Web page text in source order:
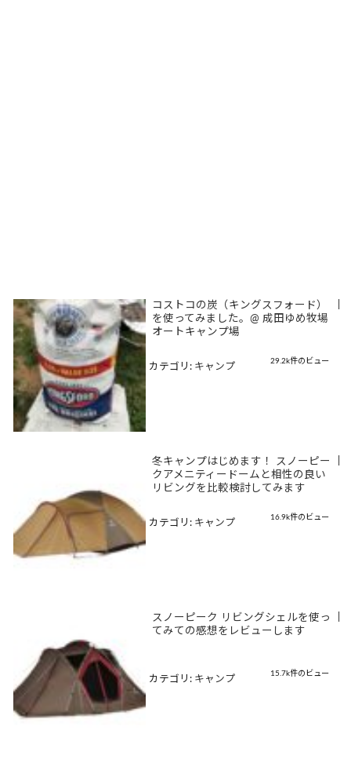
コストコの炭（キングスフォード）
を使ってみました。@ 成田ゆめ牧場
オートキャンプ場
29.2k件のビュー
カテゴリ: キャンプ
冬キャンプはじめます！ スノーピー
クアメニティードームと相性の良い
リビングを比較検討してみます
16.9k件のビュー
カテゴリ: キャンプ
スノーピーク リビングシェルを使っ
てみての感想をレビューします
15.7k件のビュー
カテゴリ: キャンプ